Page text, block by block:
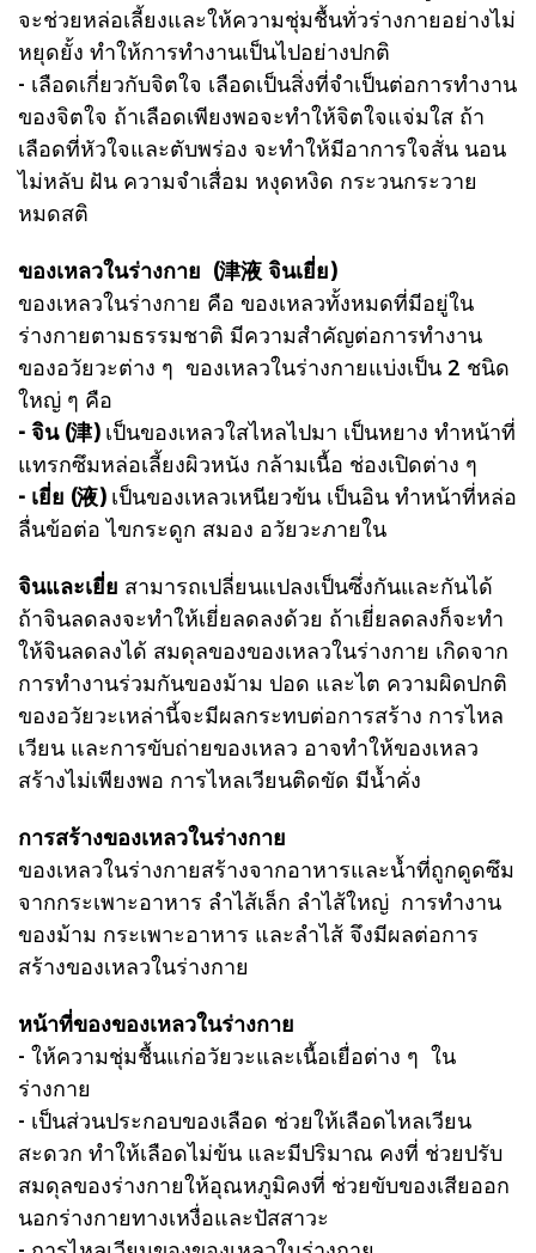
จะช่วยหล่อเลี้ยงและให้ความชุ่มชื้นทั่วร่างกายอย่างไม่
หยุดยั้ง ทำให้การทำงานเป็นไปอย่างปกติ
- เลือดเกี่ยวกับจิตใจ เลือดเป็นสิ่งที่จำเป็นต่อการทำงาน
ของจิตใจ ถ้าเลือดเพียงพอจะทำให้จิตใจแจ่มใส ถ้า
เลือดที่หัวใจและตับพร่อง จะทำให้มีอาการใจสั่น นอน
ไม่หลับ ฝัน ความจำเสื่อม หงุดหงิด กระวนกระวาย
หมดสติ
ของเหลวในร่างกาย (津液 จินเยี่ย)
ของเหลวในร่างกาย คือ ของเหลวทั้งหมดที่มีอยู่ใน
ร่างกายตามธรรมชาติ มีความสำคัญต่อการทำงาน
ของอวัยวะต่าง ๆ ของเหลวในร่างกายแบ่งเป็น 2 ชนิด
ใหญ่ ๆ คือ
- จิน (津)เป็นของเหลวใสไหลไปมา เป็นหยาง ทำหน้าที่
แทรกซึมหล่อเลี้ยงผิวหนัง กล้ามเนื้อ ช่องเปิดต่าง ๆ
- เยี่ย (液)เป็นของเหลวเหนียวข้น เป็นอิน ทำหน้าที่หล่อ
ลื่นข้อต่อ ไขกระดูก สมอง อวัยวะภายใน
จินและเยี่ย สามารถเปลี่ยนแปลงเป็นซึ่งกันและกันได้
ถ้าจินลดลงจะทำให้เยี่ยลดลงด้วย ถ้าเยี่ยลดลงก็จะทำ
ให้จินลดลงได้ สมดุลของของเหลวในร่างกาย เกิดจาก
การทำงานร่วมกันของม้าม ปอด และไต ความผิดปกติ
ของอวัยวะเหล่านี้จะมีผลกระทบต่อการสร้าง การไหล
เวียน และการขับถ่ายของเหลว อาจทำให้ของเหลว
สร้างไม่เพียงพอ การไหลเวียนติดขัด มีน้ำคั่ง
การสร้างของเหลวในร่างกาย
ของเหลวในร่างกายสร้างจากอาหารและน้ำที่ถูกดูดซึม
จากกระเพาะอาหาร ลำไส้เล็ก ลำไส้ใหญ่ การทำงาน
ของม้าม กระเพาะอาหาร และลำไส้ จึงมีผลต่อการ
สร้างของเหลวในร่างกาย
หน้าที่ของของเหลวในร่างกาย
- ให้ความชุ่มชื้นแก่อวัยวะและเนื้อเยื่อต่าง ๆ ใน
ร่างกาย
- เป็นส่วนประกอบของเลือด ช่วยให้เลือดไหลเวียน
สะดวก ทำให้เลือดไม่ข้น และมีปริมาณ คงที่ ช่วยปรับ
สมดุลของร่างกายให้อุณหภูมิคงที่ ช่วยขับของเสียออก
นอกร่างกายทางเหงื่อและปัสสาวะ